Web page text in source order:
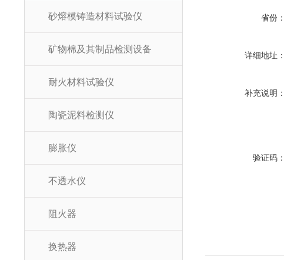
省份：
详细地址：
补充说明：
验证码：
砂熔模铸造材料试验仪
矿物棉及其制品检测设备
耐火材料试验仪
陶瓷泥料检测仪
膨胀仪
不透水仪
阻火器
换热器